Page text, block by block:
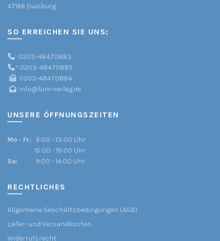
47166 Duisburg
SO ERREICHEN SIE UNS:
¹ 0203-48470883
² 0203-48470885
0203-48470884
info@fum-verlag.de
UNSERE ÖFFNUNGSZEITEN
Mo - Fr:
9:00 - 13:00 Uhr
15:00 - 19:00 Uhr
Sa:
9:00 - 14:00 Uhr
RECHTLICHES
Allgemeine Geschäftsbedingungen (AGB)
Liefer- und Versandkosten
Widerrufsrecht